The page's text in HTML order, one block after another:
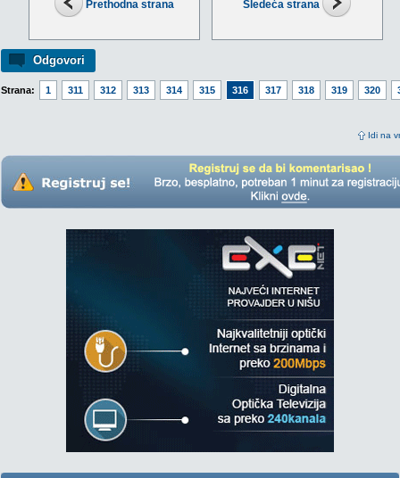
Prethodna strana Sledeća strana
Odgovori
Strana: 1 311 312 313 314 315 316 317 318 319 320
Idi na